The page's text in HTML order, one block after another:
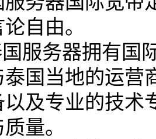
自由。
服务器拥有国
国当地的运营
及专业的技术
量。